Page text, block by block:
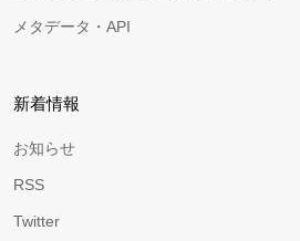
メタデータ・API
新着情報
お知らせ
RSS
Twitter